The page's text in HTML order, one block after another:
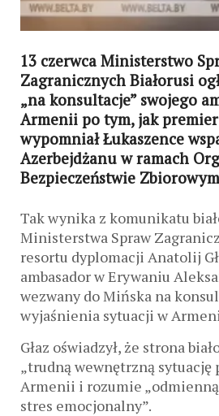
13 czerwca Ministerstwo
Zagranicznych Białorusi
„na konsultacje” swojego
Armenii po tym, jak
wypomniał Łukaszence
Azerbejdżanu w ramach
Bezpieczeństwie
Tak wynika z komunikatu
Ministerstwa Spraw
resortu dyplomacji Anatolij
ambasador w Erywaniu
wezwany do Mińska na
wyjaśnienia sytuacji w
Głaz oświadzył, że strona
„trudną wewnętrzną sytuację
Armenii i rozumie
stres emocjonalny”.